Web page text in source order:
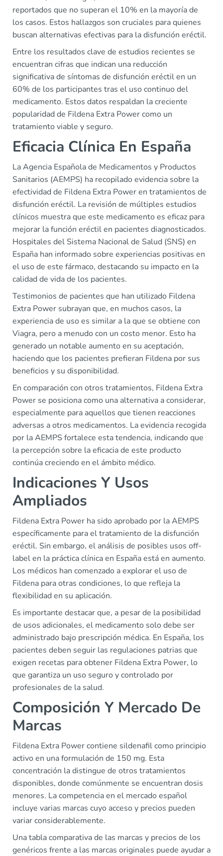
reportados que no superan el 10% en la mayoría de
los casos. Estos hallazgos son cruciales para quienes
buscan alternativas efectivas para la disfunción eréctil.
Entre los resultados clave de estudios recientes se
encuentran cifras que indican una reducción
significativa de síntomas de disfunción eréctil en un
60% de los participantes tras el uso continuo del
medicamento. Estos datos respaldan la creciente
popularidad de Fildena Extra Power como un
tratamiento viable y seguro.
Eficacia Clínica En España
La Agencia Española de Medicamentos y Productos
Sanitarios (AEMPS) ha recopilado evidencia sobre la
efectividad de Fildena Extra Power en tratamientos de
disfunción eréctil. La revisión de múltiples estudios
clínicos muestra que este medicamento es eficaz para
mejorar la función eréctil en pacientes diagnosticados.
Hospitales del Sistema Nacional de Salud (SNS) en
España han informado sobre experiencias positivas en
el uso de este fármaco, destacando su impacto en la
calidad de vida de los pacientes.
Testimonios de pacientes que han utilizado Fildena
Extra Power subrayan que, en muchos casos, la
experiencia de uso es similar a la que se obtiene con
Viagra, pero a menudo con un costo menor. Esto ha
generado un notable aumento en su aceptación,
haciendo que los pacientes prefieran Fildena por sus
beneficios y su disponibilidad.
En comparación con otros tratamientos, Fildena Extra
Power se posiciona como una alternativa a considerar,
especialmente para aquellos que tienen reacciones
adversas a otros medicamentos. La evidencia recogida
por la AEMPS fortalece esta tendencia, indicando que
la percepción sobre la eficacia de este producto
continúa creciendo en el ámbito médico.
Indicaciones Y Usos
Ampliados
Fildena Extra Power ha sido aprobado por la AEMPS
específicamente para el tratamiento de la disfunción
eréctil. Sin embargo, el análisis de posibles usos off-
label en la práctica clínica en España está en aumento.
Los médicos han comenzado a explorar el uso de
Fildena para otras condiciones, lo que refleja la
flexibilidad en su aplicación.
Es importante destacar que, a pesar de la posibilidad
de usos adicionales, el medicamento solo debe ser
administrado bajo prescripción médica. En España, los
pacientes deben seguir las regulaciones patrias que
exigen recetas para obtener Fildena Extra Power, lo
que garantiza un uso seguro y controlado por
profesionales de la salud.
Composición Y Mercado De
Marcas
Fildena Extra Power contiene sildenafil como principio
activo en una formulación de 150 mg. Esta
concentración la distingue de otros tratamientos
disponibles, donde comúnmente se encuentran dosis
menores. La competencia en el mercado español
incluye varias marcas cuyo acceso y precios pueden
variar considerablemente.
Una tabla comparativa de las marcas y precios de los
genéricos frente a las marcas originales puede ayudar a